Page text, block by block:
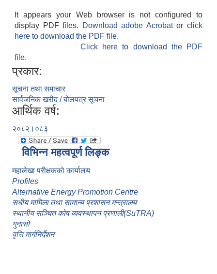
It appears your Web browser is not configured to
display PDF files.
Download adobe Acrobatorclick
here to download the PDF file.
Click here to download the PDF
file.
प्रकार:
सूचना तथा समाचार
सार्वजनिक खरीद / बोलपत्र सूचना
आर्थिक वर्ष:
२०८२।०८३
विभिन्न महत्वपूर्ण लिङ्क
महालेखा परीक्षकको कार्यालय
Profiles
Alternative Energy Promotion Centre
सधीय मामिला तथा सामान्य प्रशासन मन्त्रालय
स्थानीय सञ्चित कोष व्यवस्थापन प्रणाली(SuTRA)
गुनासो
वृत्ति मार्गनिर्देशन